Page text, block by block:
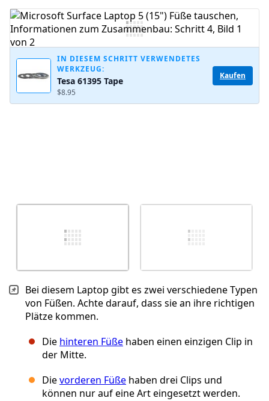
Kommentar hinzufügen
Kommentieren
IN DIESEM SCHRITT VERWENDETES
WERKZEUG:
Tesa 61395 Tape
$8.95
Kaufen
Bei diesem Laptop gibt es zwei verschiedene Typen
von Füßen. Achte darauf, dass sie an ihre richtigen
Plätze kommen.
Die hinteren Füße haben einen einzigen Clip in
der Mitte.
Dievorderen Füße haben drei Clips und
können nur auf eine Art eingesetzt werden.